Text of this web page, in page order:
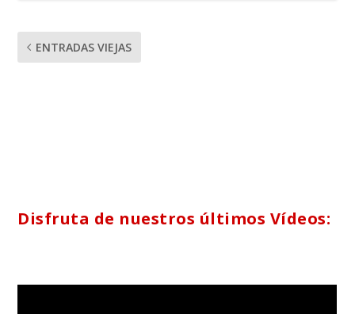
ENTRADAS VIEJAS
Disfruta de nuestros últimos Vídeos: